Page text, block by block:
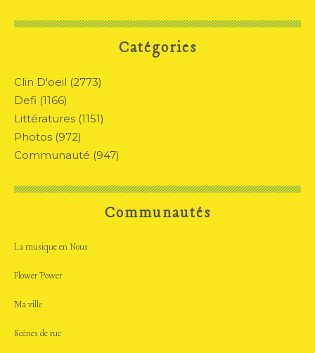
Catégories
Clin D'oeil (2773)
Defi (1166)
Littératures (1151)
Photos (972)
Communauté (947)
Communautés
La musique en Nous
Flower Power
Ma ville
Scènes de rue